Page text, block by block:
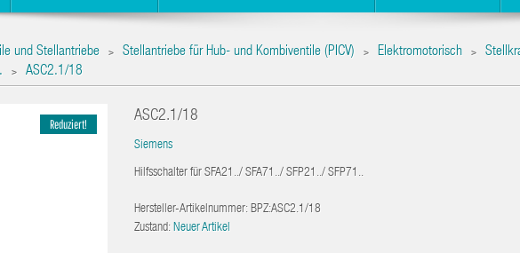
und Stellantriebe > Stellantriebe für Hub- und Kombiventile (PICV) > Elektromotorisch >
> ASC2.1/18
Reduziert! ASC2.1/18
Siemens
Hilfsschalter für SFA21../ SFA71../ SFP21../ SFP71..
Hersteller-Artikelnummer: BPZ:ASC2.1/18
Zustand: Neuer Artikel